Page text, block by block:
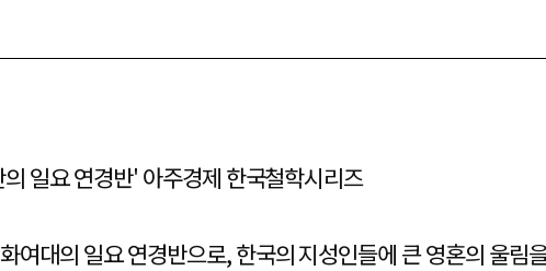
일요 연경반' 아주경제 한국철학시리즈
여대의 일요 연경반으로, 한국의 지성인들에 큰 영혼의 울림